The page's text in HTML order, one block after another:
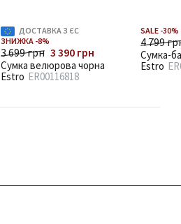
ДОСТАВКА З ЄС
ЗНИЖКА -8%
3 699 грн 3 390 грн
Сумка велюрова чорна
Estro ER00116818
SALE -30%
4 799
Сумка-
Estro